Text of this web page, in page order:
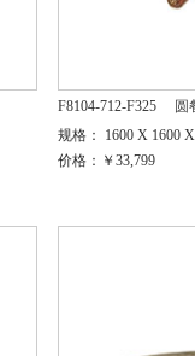
F8104-712-F325
圆
规格： 1600 X 1600
价格：￥33,799